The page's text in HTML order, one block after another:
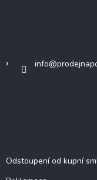
info@
Odstoupení od kupní